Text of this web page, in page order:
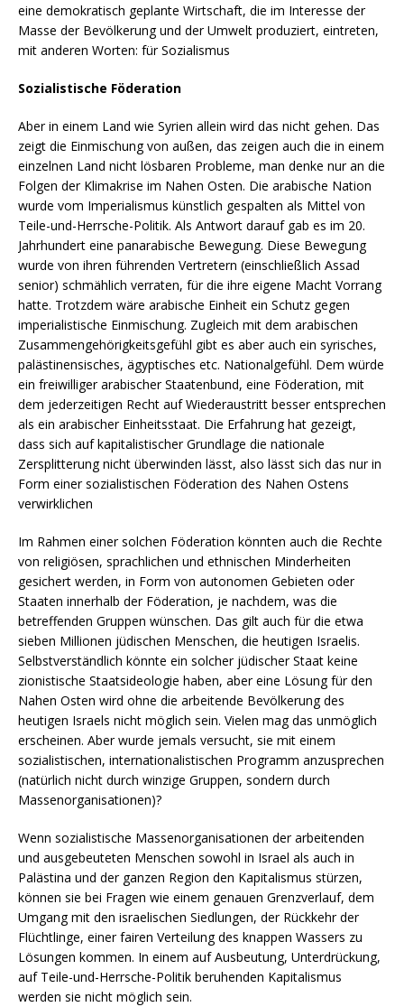
eine demokratisch geplante Wirtschaft, die im Interesse der
Masse der Bevölkerung und der Umwelt produziert, eintreten,
mit anderen Worten: für Sozialismus
Sozialistische Föderation
Aber in einem Land wie Syrien allein wird das nicht gehen. Das
zeigt die Einmischung von außen, das zeigen auch die in einem
einzelnen Land nicht lösbaren Probleme, man denke nur an die
Folgen der Klimakrise im Nahen Osten. Die arabische Nation
wurde vom Imperialismus künstlich gespalten als Mittel von
Teile-und-Herrsche-Politik. Als Antwort darauf gab es im 20.
Jahrhundert eine panarabische Bewegung. Diese Bewegung
wurde von ihren führenden Vertretern (einschließlich Assad
senior) schmählich verraten, für die ihre eigene Macht Vorrang
hatte. Trotzdem wäre arabische Einheit ein Schutz gegen
imperialistische Einmischung. Zugleich mit dem arabischen
Zusammengehörigkeitsgefühl gibt es aber auch ein syrisches,
palästinensisches, ägyptisches etc. Nationalgefühl. Dem würde
ein freiwilliger arabischer Staatenbund, eine Föderation, mit
dem jederzeitigen Recht auf Wiederaustritt besser entsprechen
als ein arabischer Einheitsstaat. Die Erfahrung hat gezeigt,
dass sich auf kapitalistischer Grundlage die nationale
Zersplitterung nicht überwinden lässt, also lässt sich das nur in
Form einer sozialistischen Föderation des Nahen Ostens
verwirklichen
Im Rahmen einer solchen Föderation könnten auch die Rechte
von religiösen, sprachlichen und ethnischen Minderheiten
gesichert werden, in Form von autonomen Gebieten oder
Staaten innerhalb der Föderation, je nachdem, was die
betreffenden Gruppen wünschen. Das gilt auch für die etwa
sieben Millionen jüdischen Menschen, die heutigen Israelis.
Selbstverständlich könnte ein solcher jüdischer Staat keine
zionistische Staatsideologie haben, aber eine Lösung für den
Nahen Osten wird ohne die arbeitende Bevölkerung des
heutigen Israels nicht möglich sein. Vielen mag das unmöglich
erscheinen. Aber wurde jemals versucht, sie mit einem
sozialistischen, internationalistischen Programm anzusprechen
(natürlich nicht durch winzige Gruppen, sondern durch
Massenorganisationen)?
Wenn sozialistische Massenorganisationen der arbeitenden
und ausgebeuteten Menschen sowohl in Israel als auch in
Palästina und der ganzen Region den Kapitalismus stürzen,
können sie bei Fragen wie einem genauen Grenzverlauf, dem
Umgang mit den israelischen Siedlungen, der Rückkehr der
Flüchtlinge, einer fairen Verteilung des knappen Wassers zu
Lösungen kommen. In einem auf Ausbeutung, Unterdrückung,
auf Teile-und-Herrsche-Politik beruhenden Kapitalismus
werden sie nicht möglich sein.